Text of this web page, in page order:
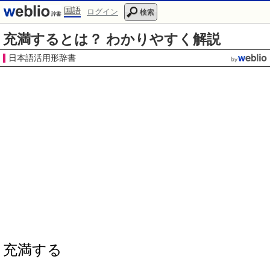
国語 ログイン 検索
充満するとは？ わかりやすく解説
日本語活用形辞書
充満する